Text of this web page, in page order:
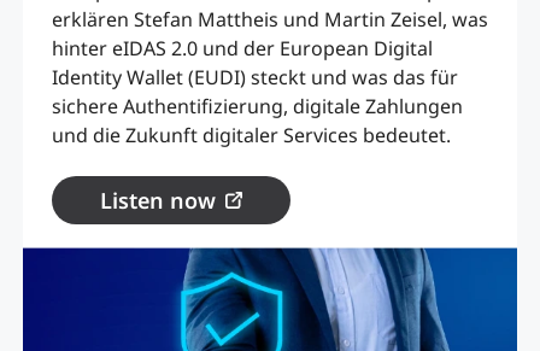
erklären Stefan Mattheis und Martin Zeisel, was
hinter eIDAS 2.0 und der European Digital
Identity Wallet (EUDI) steckt und was das für
sichere Authentifizierung, digitale Zahlungen
und die Zukunft digitaler Services bedeutet.
Listen now